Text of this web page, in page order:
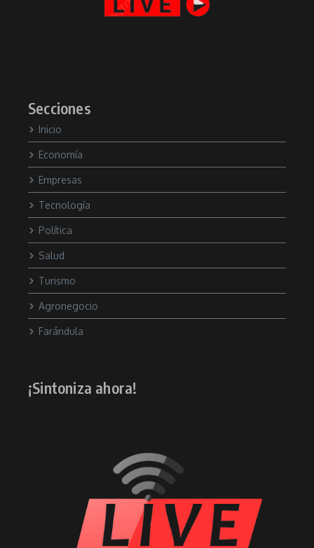
Secciones
Inicio
Economía
Empresas
Tecnología
Política
Salud
Turismo
Agronegocio
Farándula
¡Sintoniza ahora!